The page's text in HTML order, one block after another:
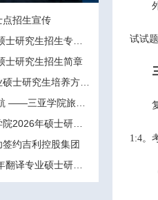
点招生宣传
招生专业目录及参考书目
士研究生招生简章
培养方向和导师团队介绍
游与大健康学院正式揭牌成立
拟录取名单公示公告（一志愿）
约吉利控股集团
MTI）一志愿考生面试工作圆满结束
试试
1:4。